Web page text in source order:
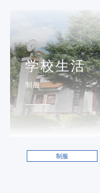
学校生活
制服
制服